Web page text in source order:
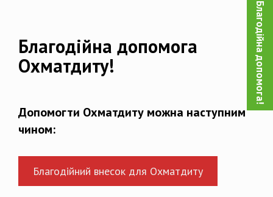
Благодійна допомога!
Благодійна допомога
Охматдиту!
Допомогти Охматдиту можна наступним
чином:
Благодійний внесок для Охматдиту